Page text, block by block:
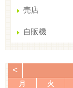
売店
自販機
<
月 火